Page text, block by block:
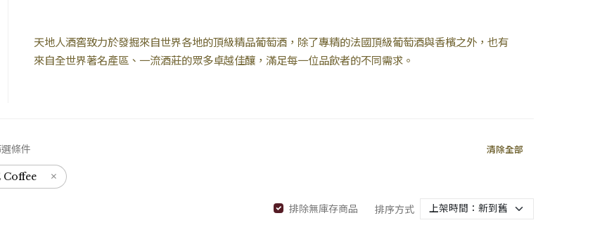
天地人酒窖致力於發掘來自世界各地的頂級精品葡萄酒，除了專精的法國頂級葡萄酒與香檳之外，也有
來自全世界著名產區、一流酒莊的眾多卓越佳釀，滿足每一位品飲者的不同需求。
條件 清除全部
×
排除無庫存商品 排序方式